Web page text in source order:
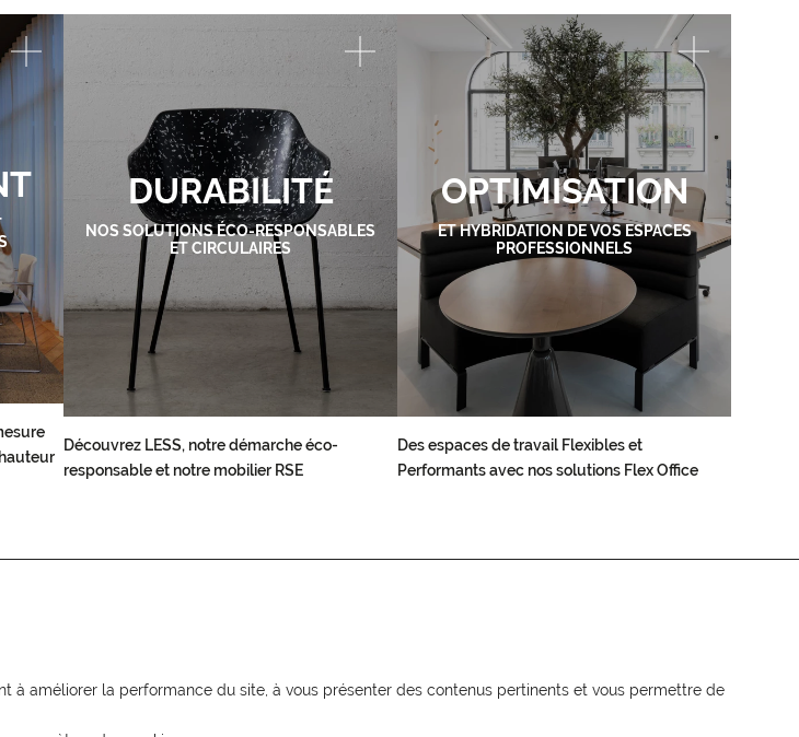
DURABILITÉ
NOS SOLUTIONS ÉCO-RESPONSABLES
ET CIRCULAIRES
Découvrez LESS, notre démarche éco-
responsable et notre mobilier RSE
OPTIMISATION
ET HYBRIDATION DE VOS ESPACES
PROFESSIONNELS
Des espaces de travail Flexibles et
Performants avec nos solutions Flex Office
Recevez les actualités MOORE en
à améliorer la performance du site, à vous présenter des contenus pertinents et vous permettre de